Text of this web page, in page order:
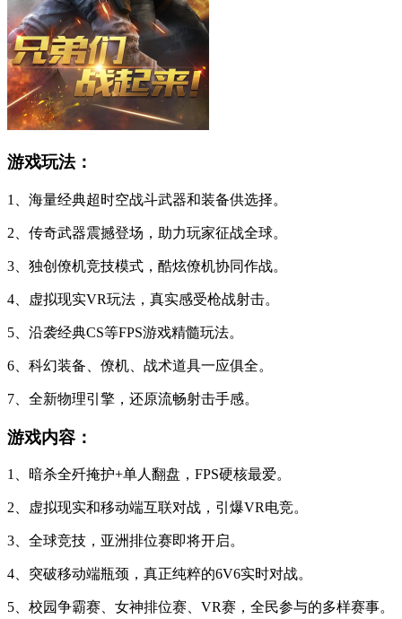
游戏玩法：
1、海量经典超时空战斗武器和装备供选择。
2、传奇武器震撼登场，助力玩家征战全球。
3、独创僚机竞技模式，酷炫僚机协同作战。
4、虚拟现实VR玩法，真实感受枪战射击。
5、沿袭经典CS等FPS游戏精髓玩法。
6、科幻装备、僚机、战术道具一应俱全。
7、全新物理引擎，还原流畅射击手感。
游戏内容：
1、暗杀全歼掩护+单人翻盘，FPS硬核最爱。
2、虚拟现实和移动端互联对战，引爆VR电竞。
3、全球竞技，亚洲排位赛即将开启。
4、突破移动端瓶颈，真正纯粹的6V6实时对战。
5、校园争霸赛、女神排位赛、VR赛，全民参与的多样赛事。